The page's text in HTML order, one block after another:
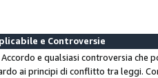
e Controversie
e qualsiasi controversia che
ai principi di conflitto tra leggi.